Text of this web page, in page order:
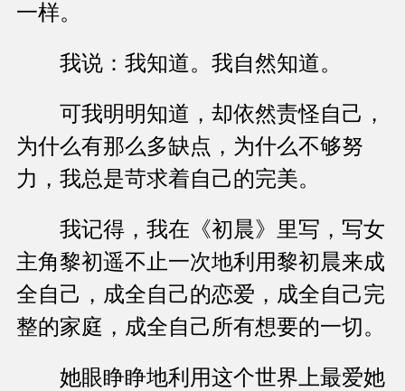
一样。
我说：我知道。我自然知道。
可我明明知道，却依然责怪自己，
为什么有那么多缺点，为什么不够努
力，我总是苛求着自己的完美。
我记得，我在《初晨》里写，写女
主角黎初遥不止一次地利用黎初晨来成
全自己，成全自己的恋爱，成全自己完
整的家庭，成全自己所有想要的一切。
她眼睁睁地利用这个世界上最爱她